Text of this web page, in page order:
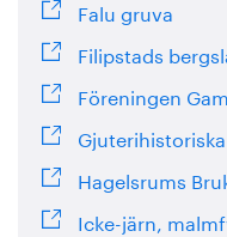
Falu gruva
Filipstads
Föreningen
Hagelsrums
Icke-järn,